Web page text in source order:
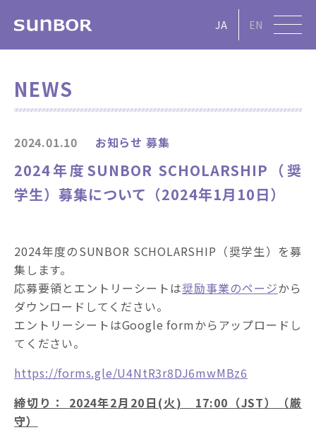
JA EN
NEWS
2024.01.10 お知らせ 募集
2024年度SUNBOR SCHOLARSHIP（奨
学生）募集について（2024年1月10日）
2024年度のSUNBOR SCHOLARSHIP（奨学生）を募
集します。
応募要領とエントリーシートは奨励事業のページから
ダウンロードしてください。
エントリーシートはGoogle formからアップロードし
てください。
https://forms.gle/U4NtR3r8DJ6mwMBz6
締切り： 2024年2月20日(火) 17:00（JST）（厳
守）